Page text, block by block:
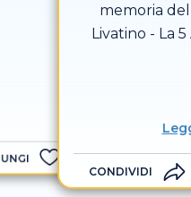
memoria
Livatino - La 5
CONDIVIDI